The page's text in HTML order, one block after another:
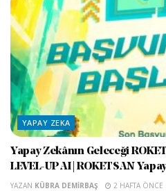
YAPAY ZEKA
Yapay Zekânın Geleceği
LEVEL-UP AI | ROKETSAN
YAZAN KÜBRA DEMIRBAŞ 2 HAFTA ÖNCE